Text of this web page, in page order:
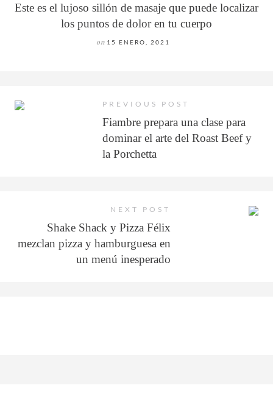
Este es el lujoso sillón de masaje que puede localizar
los puntos de dolor en tu cuerpo
on 15 ENERO, 2021
PREVIOUS POST
Fiambre prepara una clase para
dominar el arte del Roast Beef y
la Porchetta
NEXT POST
Shake Shack y Pizza Félix
mezclan pizza y hamburguesa en
un menú inesperado